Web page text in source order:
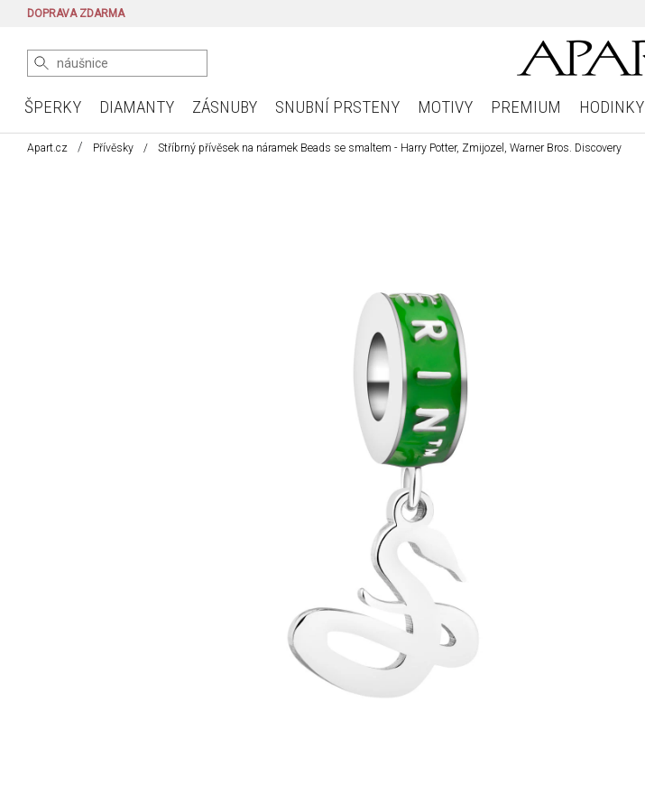
DOPRAVA ZDARMA
ŠPERKY DIAMANTY ZÁSNUBY SNUBNÍ PRSTENY MOTIVY PREMIUM HODINKY
Apart.cz Přívěsky Stříbrný přívěsek na náramek Beads se smaltem - Harry Potter, Zmijozel, Warner Bros. Discovery